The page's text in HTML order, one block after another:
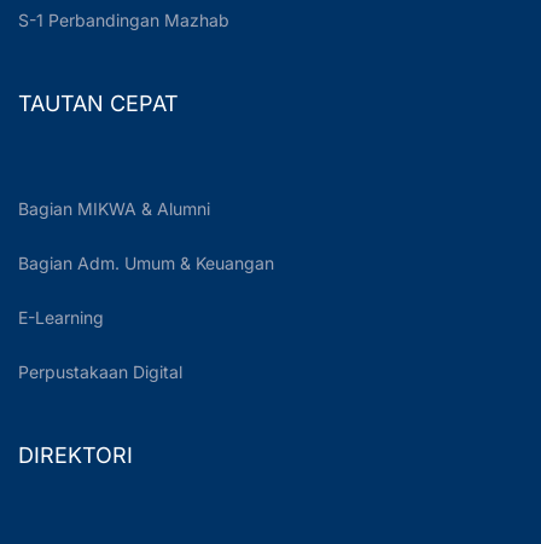
S-1 Perbandingan Mazhab
TAUTAN CEPAT
Bagian MIKWA & Alumni
Bagian Adm. Umum & Keuangan
E-Learning
Perpustakaan Digital
DIREKTORI